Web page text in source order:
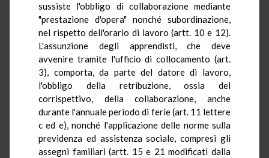
sussiste l'obbligo di collaborazione mediante
"prestazione d'opera" nonché subordinazione,
nel rispetto dell'orario di lavoro (artt. 10 e 12).
L'assunzione degli apprendisti, che deve
avvenire tramite l'ufficio di collocamento (art.
3), comporta, da parte del datore di lavoro,
l'obbligo della retribuzione, ossia del
corrispettivo, della collaborazione, anche
durante l'annuale periodo di ferie (art. 11 lettere
c ed e), nonché l'applicazione delle norme sulla
previdenza ed assistenza sociale, compresi gli
assegni familiari (artt. 15 e 21 modificati dalla